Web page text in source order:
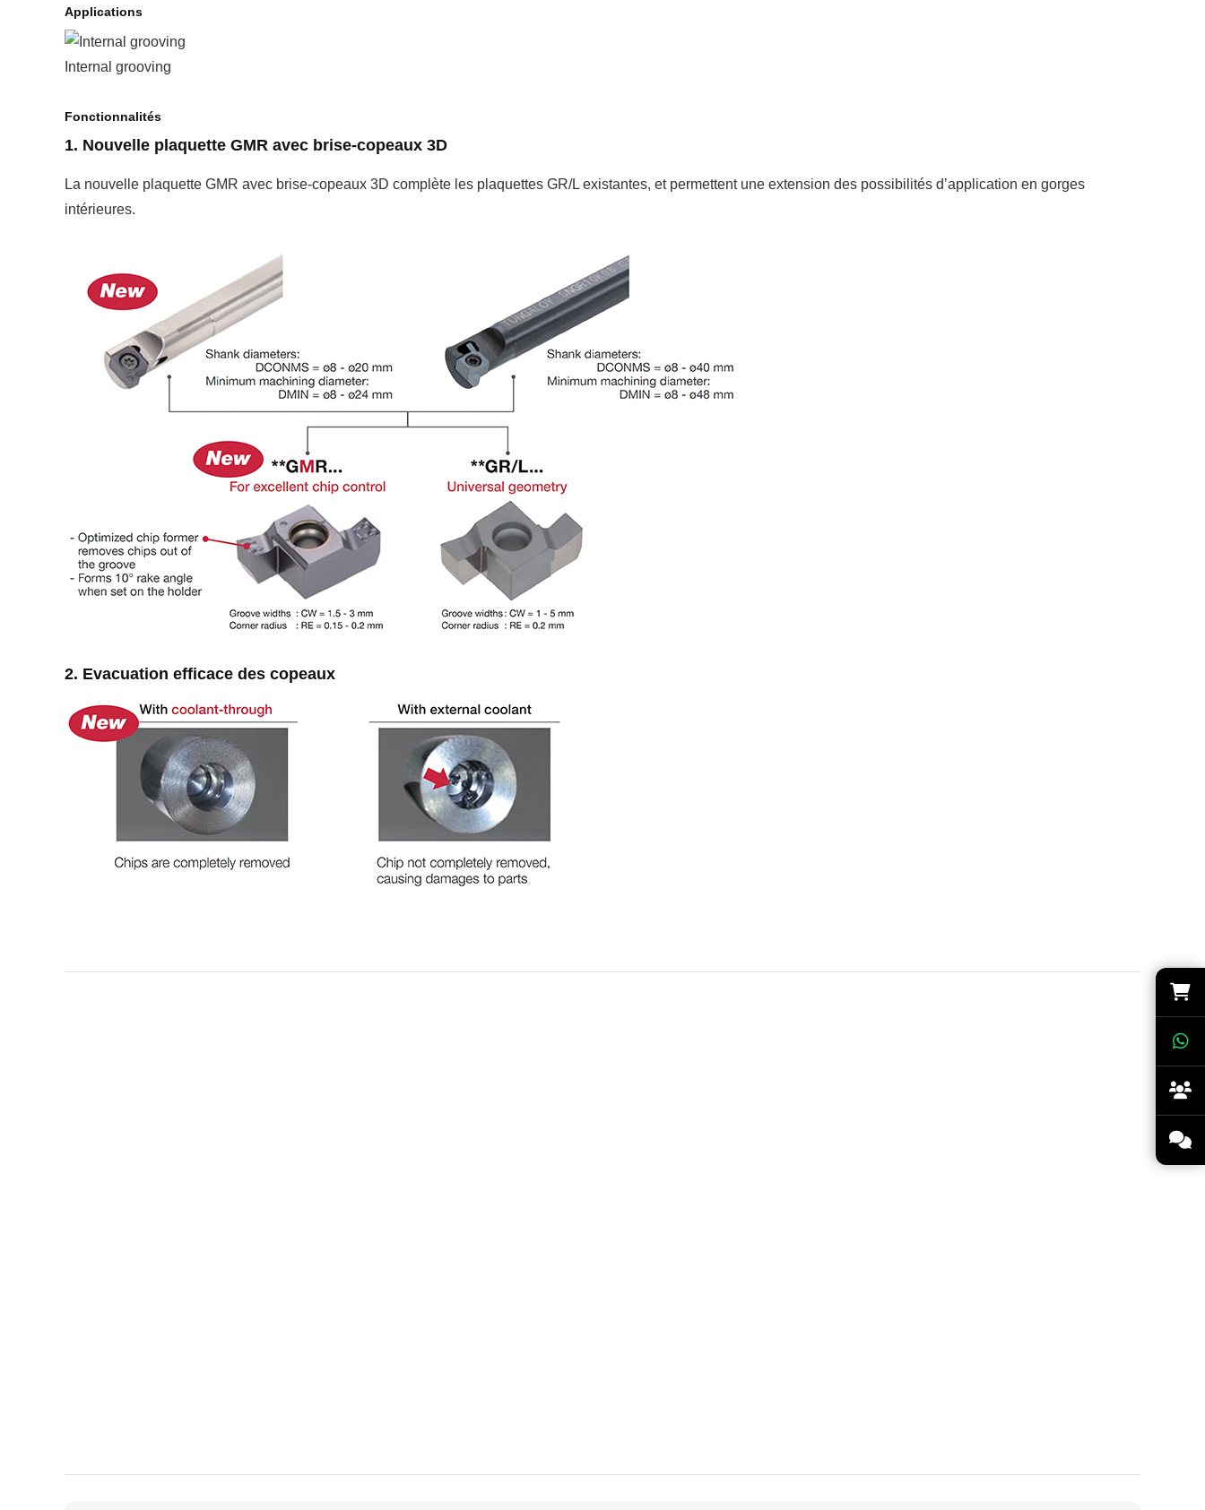
Applications
Internal grooving
Fonctionnalités
1. Nouvelle plaquette GMR avec brise-copeaux 3D
La nouvelle plaquette GMR avec brise-copeaux 3D complète les plaquettes GR/L existantes, et permettent une extension des possibilités d’application en gorges
intérieures.
2. Evacuation efficace des copeaux